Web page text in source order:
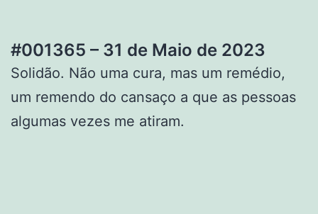
#001365 – 31 de Maio de 2023
Solidão. Não uma cura, mas um remédio,
um remendo do cansaço a que as pessoas
algumas vezes me atiram.